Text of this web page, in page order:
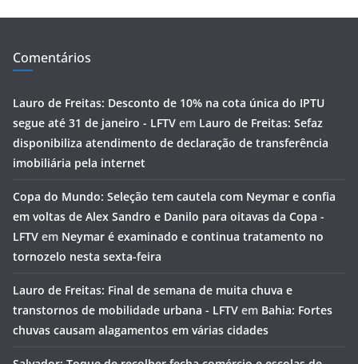
Comentários
Lauro de Freitas: Desconto de 10% na cota única do IPTU
segue até 31 de janeiro - LFTV em Lauro de Freitas: Sefaz
disponibiliza atendimento de declaração de transferência
imobiliária pela internet
Copa do Mundo: Seleção tem cautela com Neymar e confia
em voltas de Alex Sandro e Danilo para oitavas da Copa -
LFTV em Neymar é examinado e continua tratamento no
tornozelo nesta sexta-feira
Lauro de Freitas: Final de semana de muita chuva e
transtornos de mobilidade urbana - LFTV em Bahia: Fortes
chuvas causam alagamentos em várias cidades